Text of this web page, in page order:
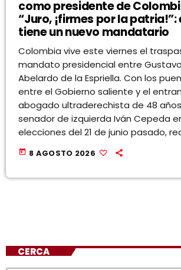
como presidente de
“Juro, ¡firmes por la patria!”:
tiene un nuevo mandatario
Colombia vive este viernes el
mandato presidencial entre
Abelardo de la Espriella. Con los
entre el Gobierno saliente y el
abogado ultraderechista de 48
senador de izquierda Iván Cepeda
elecciones del 21 de junio pasado,
today 8 AGOSTO 2026
CERCA